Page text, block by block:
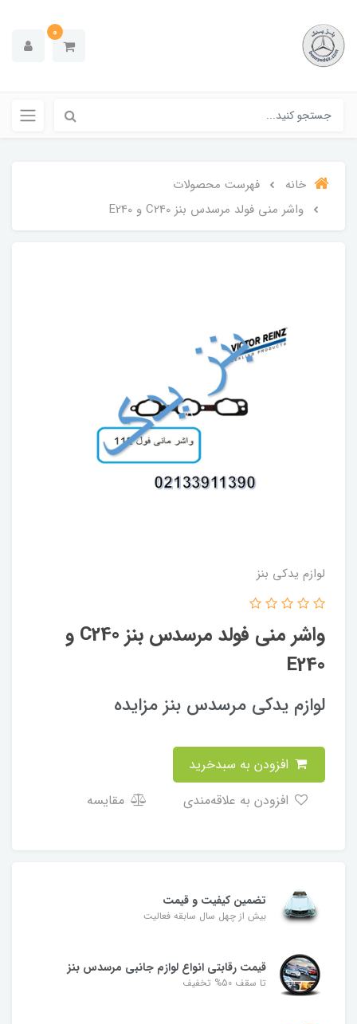
0
خانه
فهرست محصولات
واشر منی فولد مرسدس بنز C240 و E240
لوازم یدکی بنز
واشر منی فولد مرسدس بنز C240 و
E240
لوازم یدکی مرسدس بنز مزایده
مقایسه
تضمین کیفیت و قیمت
بیش از چهل سال سابقه فعالیت
قیمت رقابتی انواع لوازم جانبی مرسدس بنز
تا سقف 50% تخفیف